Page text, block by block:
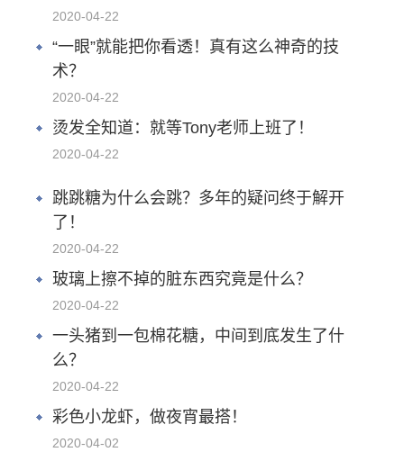
2020-04-22
“一眼”就能把你看透！真有这么神奇的技
术？
2020-04-22
烫发全知道：就等Tony老师上班了！
2020-04-22
跳跳糖为什么会跳？多年的疑问终于解开
了！
2020-04-22
玻璃上擦不掉的脏东西究竟是什么？
2020-04-22
一头猪到一包棉花糖，中间到底发生了什
么？
2020-04-22
彩色小龙虾，做夜宵最搭！
2020-04-02